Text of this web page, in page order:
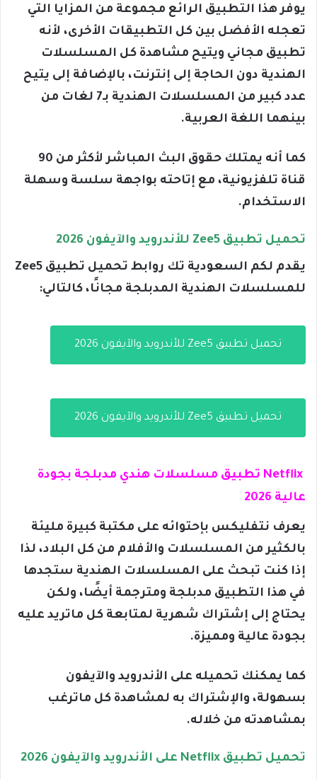
يوفر هذا التطبيق الرائع مجموعة من المزايا التي
تعجله الأفضل بين كل التطبيقات الأخرى، لأنه
تطبيق مجاني ويتيح مشاهدة كل المسلسلات
الهندية دون الحاجة إلى إنترنت، بالإضافة إلى يتيح
عدد كبير من المسلسلات الهندية بـ7 لغات من
بينهما اللغة العربية.
كما أنه يمتلك حقوق البث المباشر لأكثر من 90
قناة تلفزيونية، مع إتاحته بواجهة سلسة وسهلة
الاستخدام.
تحميل تطبيق Zee5 للأندرويد والآيفون 2026
يقدم لكم السعودية تك روابط تحميل تطبيق Zee5
للمسلسلات الهندية المدبلجة مجانًا، كالتالي:
تحميل تطبيق Zee5 للأندرويد والآيفون 2026
تحميل تطبيق Zee5 للأندرويد والآيفون 2026
Netflix تطبيق مسلسلات هندي مدبلجة بجودة
عالية 2026
يعرف نتفليكس بإحتوائه على مكتبة كبيرة مليئة
بالكثير من المسلسلات والأفلام من كل البلاد، لذا
إذا كنت تبحث على المسلسلات الهندية ستجدها
في هذا التطبيق مدبلجة ومترجمة أيضًا، ولكن
يحتاج إلى إشتراك شهرية لمتابعة كل ماتريد عليه
بجودة عالية ومميزة.
كما يمكنك تحميله على الأندرويد والآيفون
بسهولة، والإشتراك به لمشاهدة كل ماترغب
بمشاهدته من خلاله.
تحميل تطبيق Netflix على الأندرويد والآيفون 2026